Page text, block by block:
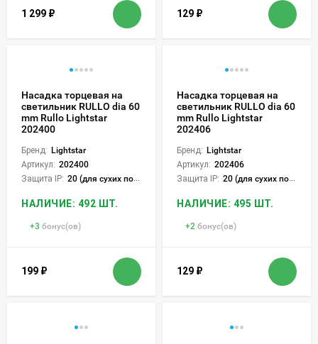
1 299 ₽ 129 ₽
Насадка торцевая на
светильник RULLO dia 60
mm Rullo Lightstar
202400
Бренд: Lightstar
Артикул: 202400
Защита IP: 20 (для сухих пом.)
НАЛИЧИЕ: 492 ШТ.
+3 бонус(ов)
199 ₽
Насадка торцевая на
светильник RULLO dia 60
mm Rullo Lightstar
202406
Бренд: Lightstar
Артикул: 202406
Защита IP: 20 (для сухих пом.)
НАЛИЧИЕ: 495 ШТ.
+2 бонус(ов)
129 ₽